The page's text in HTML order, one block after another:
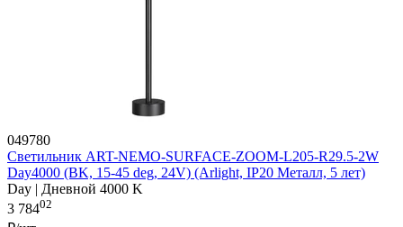
049780
Светильник ART-NEMO-SURFACE-ZOOM-L205-R29.5-2W
Day4000 (BK, 15-45 deg, 24V) (Arlight, IP20 Металл, 5 лет)
Day | Дневной 4000 K
3 78402